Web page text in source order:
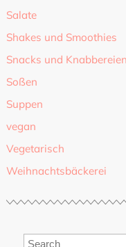
Salate
Shakes und Smoothies
Snacks und Knabbereien
Soßen
Suppen
vegan
Vegetarisch
Weihnachtsbäckerei